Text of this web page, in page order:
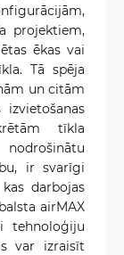
projektiem,
ēkas vai
Tā spēja
un citām
tīkla
ir svarīgi
darbojas
airMAX
tehnoloģiju
var izraisīt